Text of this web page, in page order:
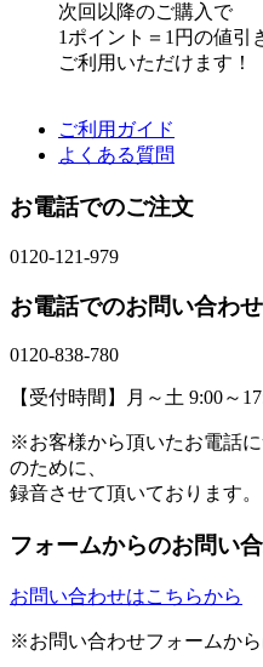
次回以降のご購入で
1ポイント＝1円の値引
ご利用いただけます！
ご利用ガイド
よくある質問
お電話でのご注文
0120-121-979
お電話でのお問い合わせ
0120-838-780
【受付時間】月～土 9:00～
※お客様から頂いたお電話
のために、
録音させて頂いております。
フォームからのお問い
お問い合わせはこちらから
※お問い合わせフォームから